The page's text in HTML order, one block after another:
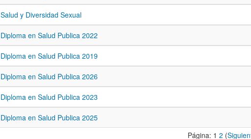
Salud y Diversidad Sexual
Diploma en Salud Publica 2022
Diploma en Salud Publica 2019
Diploma en Salud Publica 2026
Diploma en Salud Publica 2023
Diploma en Salud Publica 2025
Página: 1 2 (